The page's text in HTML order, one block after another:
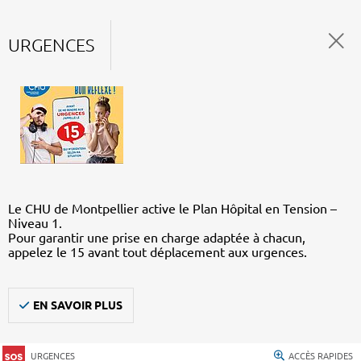
URGENCES
Le CHU de Montpellier active le Plan Hôpital en Tension –
Niveau 1.
Pour garantir une prise en charge adaptée à chacun,
appelez le 15 avant tout déplacement aux urgences.
EN SAVOIR PLUS
URGENCES ACCÈS RAPIDES